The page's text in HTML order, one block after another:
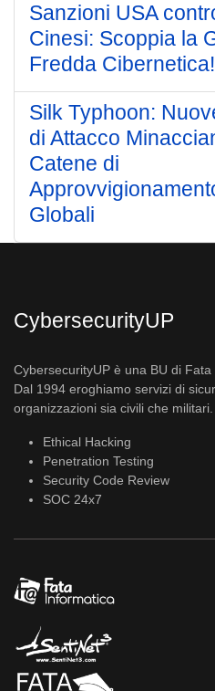
Sanzioni USA
Cinesi: Scoppia la
Fredda Cibernetica!
Silk Typhoon:
di Attacco
Catene di
Globali
CybersecurityUP
CybersecurityUP è una BU di Fata
Dal 1994 eroghiamo servizi di
organizzazioni sia civili che militari.
Ethical Hacking
Penetration Testing
Security Code Review
SOC 24x7